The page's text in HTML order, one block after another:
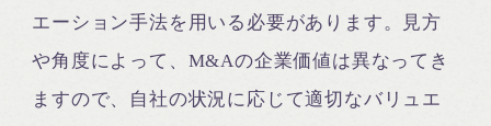
エーション手法を用いる必要があります。見方
や角度によって、M&Aの企業価値は異なってき
ますので、自社の状況に応じて適切なバリュエ